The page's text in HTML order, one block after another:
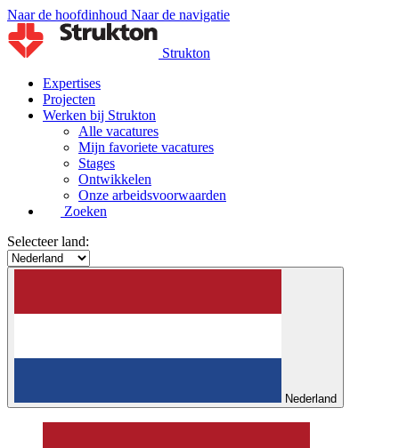
Naar de hoofdinhoud Naar de navigatie
Strukton
Expertises
Projecten
Werken bij Strukton
Alle vacatures
Mijn favoriete vacatures
Stages
Ontwikkelen
Onze arbeidsvoorwaarden
Zoeken
Selecteer land:
Nederland